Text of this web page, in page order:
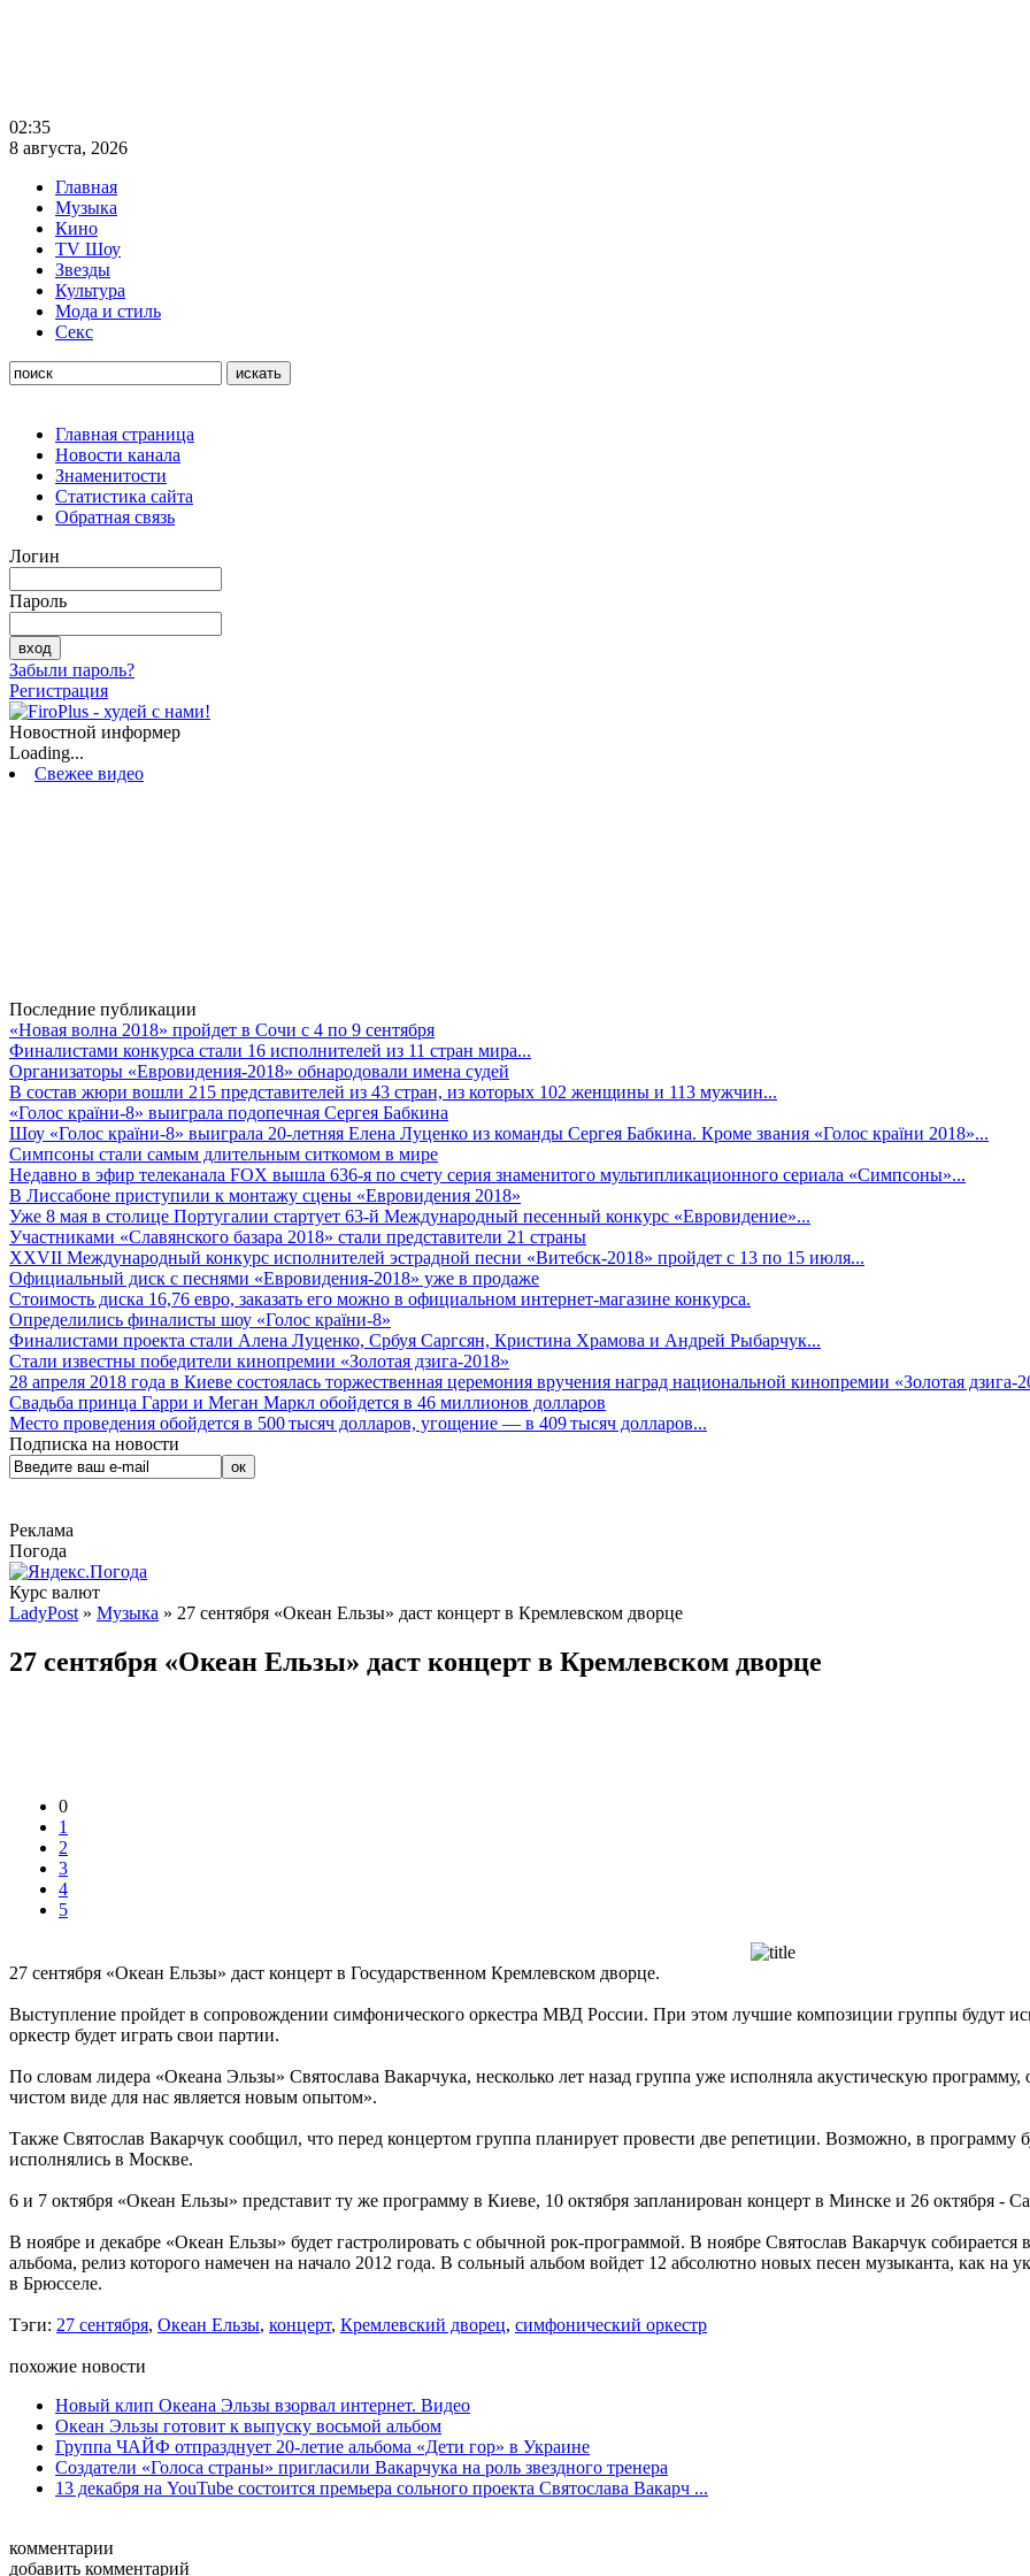
02:35
8 августа, 2026
Главная
Музыка
Кино
TV Шоу
Звезды
Культура
Мода и стиль
Секс
Главная страница
Новости канала
Знаменитости
Статистика сайта
Обратная связь
Логин
Пароль
Забыли пароль?
Регистрация
Новостной информер
Loading...
Свежее видео
Последние публикации
«Новая волна 2018» пройдет в Сочи с 4 по 9 сентября
Финалистами конкурса стали 16 исполнителей из 11 стран мира...
Организаторы «Евровидения-2018» обнародовали имена судей
В состав жюри вошли 215 представителей из 43 стран, из которых 102 женщины и 113 мужчин...
«Голос країни-8» выиграла подопечная Сергея Бабкина
Шоу «Голос країни-8» выиграла 20-летняя Елена Луценко из команды Сергея Бабкина. Кроме звания «Голос країни 2018»...
Симпсоны стали самым длительным ситкомом в мире
Недавно в эфир телеканала FOX вышла 636-я по счету серия знаменитого мультипликационного сериала «Симпсоны»...
В Лиссабоне приступили к монтажу сцены «Евровидения 2018»
Уже 8 мая в столице Португалии стартует 63-й Международный песенный конкурс «Евровидение»...
Участниками «Славянского базара 2018» стали представители 21 страны
XXVII Международный конкурс исполнителей эстрадной песни «Витебск-2018» пройдет с 13 по 15 июля...
Официальный диск с песнями «Евровидения-2018» уже в продаже
Стоимость диска 16,76 евро, заказать его можно в официальном интернет-магазине конкурса.
Определились финалисты шоу «Голос країни-8»
Финалистами проекта стали Алена Луценко, Србуя Саргсян, Кристина Храмова и Андрей Рыбарчук...
Стали известны победители кинопремии «Золотая дзига-2018»
28 апреля 2018 года в Киеве состоялась торжественная церемония вручения наград национальной кинопремии «Золотая дзига-
Свадьба принца Гарри и Меган Маркл обойдется в 46 миллионов долларов
Место проведения обойдется в 500 тысяч долларов, угощение — в 409 тысяч долларов...
Подписка на новости
Реклама
Погода
Курс валют
LadyPost » Музыка » 27 сентября «Океан Ельзы» даст концерт в Кремлевском дворце
27 сентября «Океан Ельзы» даст концерт в Кремлевском дворце
0
1
2
3
4
5
27 сентября «Океан Ельзы» даст концерт в Государственном Кремлевском дворце.
Выступление пройдет в сопровождении симфонического оркестра МВД России. При этом лучшие композиции группы будут
оркестр будет играть свои партии.
По словам лидера «Океана Эльзы» Святослава Вакарчука, несколько лет назад группа уже исполняла акустическую
чистом виде для нас является новым опытом».
Также Святослав Вакарчук сообщил, что перед концертом группа планирует провести две репетиции. Возможно, в
исполнялись в Москве.
6 и 7 октября «Океан Ельзы» представит ту же программу в Киеве, 10 октября запланирован концерт в Минске и 26 октября -
В ноябре и декабре «Океан Ельзы» будет гастролировать с обычной рок-программой. В ноябре Святослав Вакарчук
альбома, релиз которого намечен на начало 2012 года. В сольный альбом войдет 12 абсолютно новых песен музыканта, как на
в Брюсселе.
Тэги: 27 сентября, Океан Ельзы, концерт, Кремлевский дворец, симфонический оркестр
похожие новости
Новый клип Океана Эльзы взорвал интернет. Видео
Океан Эльзы готовит к выпуску восьмой альбом
Группа ЧАЙФ отпразднует 20-летие альбома «Дети гор» в Украине
Создатели «Голоса страны» пригласили Вакарчука на роль звездного тренера
13 декабря на YouTube состоится премьера сольного проекта Святослава Вакарч ...
комментарии
добавить комментарий